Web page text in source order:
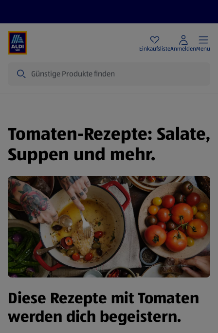
EinkaufslisteAnmeldenMenu
Tomaten-Rezepte: Salate,
Suppen und mehr.
Diese Rezepte mit Tomaten
werden dich begeistern.